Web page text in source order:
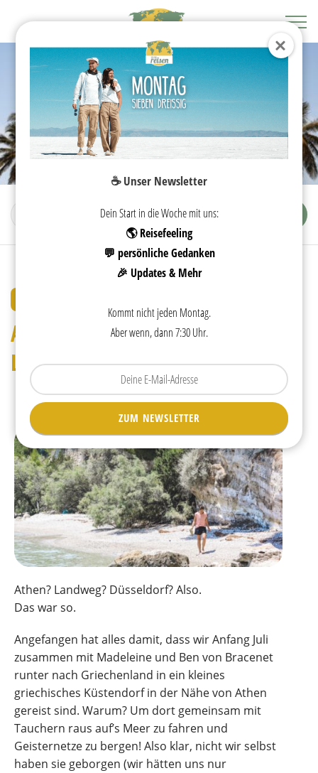
Athen – Düsseldorf: über
Landweg nach Hause
Athen? Landweg? Düsseldorf? Also.
Das war so.
Angefangen hat alles damit, dass wir Anfang Juli
zusammen mit Madeleine und Ben von Bracenet
runter nach Griechenland in ein kleines
griechisches Küstendorf in der Nähe von Athen
gereist sind. Warum? Um dort gemeinsam mit
Tauchern raus auf’s Meer zu fahren und
Geisternetze zu bergen! Also klar, nicht wir selbst
haben sie geborgen (wir hätten uns nur
☕️ Unser Newsletter
Dein Start in die Woche mit uns:
🌎 Reisefeeling
💬 persönliche Gedanken
🎉 Updates & Mehr
Kommt nicht jeden Montag.
Aber wenn, dann 7:30 Uhr.
Tippen
Sie
Ihre
E-
Mail
ein.
ZUM NEWSLETTER